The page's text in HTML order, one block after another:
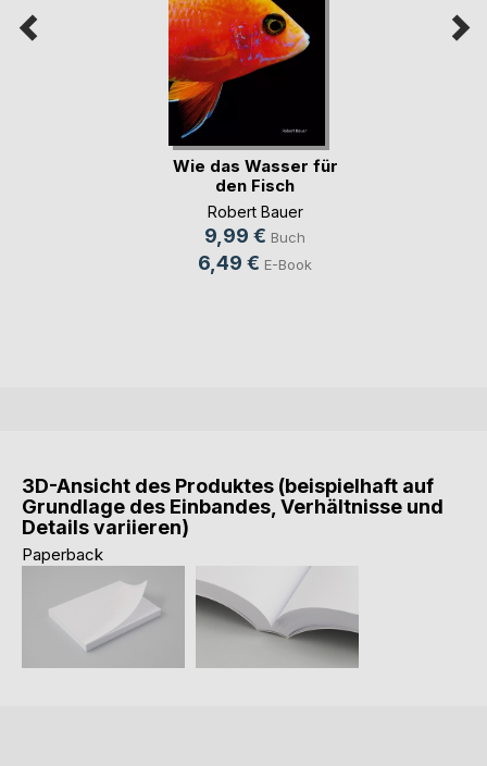
Wie das Wasser für
den Fisch
Robert Bauer
9,99 € Buch
6,49 € E-Book
3D-Ansicht des Produktes (beispielhaft auf
Grundlage des Einbandes, Verhältnisse und
Details variieren)
Paperback